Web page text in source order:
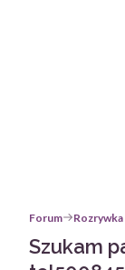
Forum Rozrywka
Szukam